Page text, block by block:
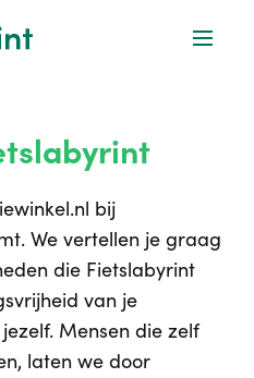
bij
We vertellen je graag
die Fietslabyrint
van je
Mensen die zelf
laten we door